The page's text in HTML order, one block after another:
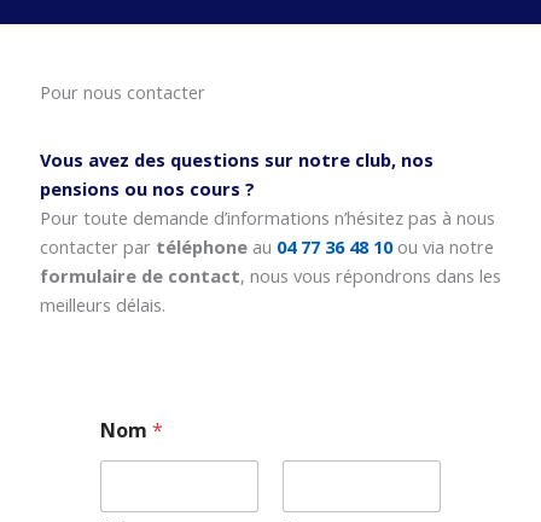
Pour nous contacter
Vous avez des questions sur notre club, nos
pensions ou nos cours ?
Pour toute demande d’informations n’hésitez pas à nous
contacter par téléphoneau 04 77 36 48 10 ou via notre
formulaire de contact, nous vous répondrons dans les
meilleurs délais.
Nom*